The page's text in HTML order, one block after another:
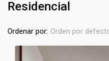
Residencial
Ordenar por: Orden por